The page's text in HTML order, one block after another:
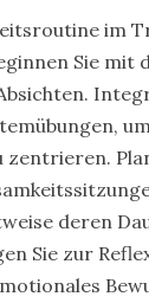
im
Sie mit
zentrieren.
deren
Sie zur